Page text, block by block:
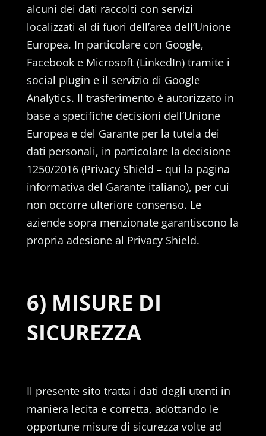
alcuni dei dati raccolti con servizi
localizzati al di fuori dell’area dell’Unione
Europea. In particolare con Google,
Facebook e Microsoft (LinkedIn) tramite i
social plugin e il servizio di Google
Analytics. Il trasferimento è autorizzato in
base a specifiche decisioni dell’Unione
Europea e del Garante per la tutela dei
dati personali, in particolare la decisione
1250/2016 (Privacy Shield – qui la pagina
informativa del Garante italiano), per cui
non occorre ulteriore consenso. Le
aziende sopra menzionate garantiscono la
propria adesione al Privacy Shield.
6) MISURE DI
SICUREZZA
Il presente sito tratta i dati degli utenti in
maniera lecita e corretta, adottando le
opportune misure di sicurezza volte ad